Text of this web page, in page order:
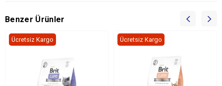
Benzer Ürünler
Ücretsiz Kargo Ücretsiz Kargo